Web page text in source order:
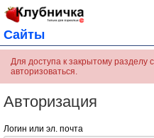
Сайты
Для доступа к закрытому разделу
авторизоваться.
Авторизация
Логин или эл. почта